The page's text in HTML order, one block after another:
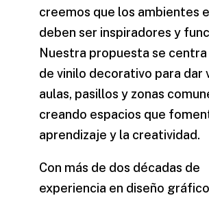
creemos que los ambientes
deben ser inspiradores y
Nuestra propuesta se centra
de vinilo decorativo para dar
aulas, pasillos y zonas
creando espacios que
aprendizaje y la creatividad.
Con más de dos décadas de
experiencia en diseño